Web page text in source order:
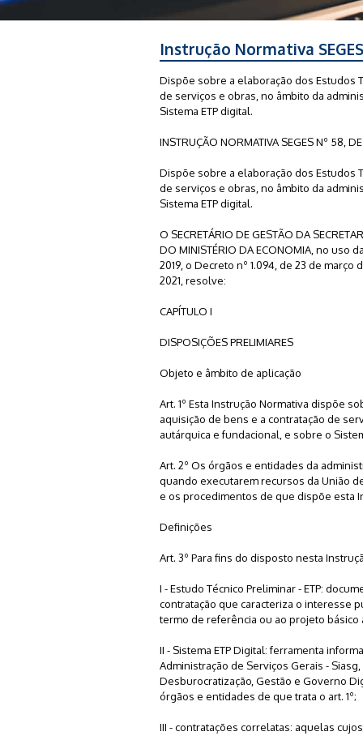
Instrução Normativa
Dispõe sobre a elaboração dos Estudos
de serviços e obras, no âmbito da
Sistema ETP digital.
INSTRUÇÃO NORMATIVA SEGES Nº 58,
Dispõe sobre a elaboração dos Estudos
de serviços e obras, no âmbito da
Sistema ETP digital.
O SECRETÁRIO DE GESTÃO DA
DO MINISTÉRIO DA ECONOMIA, no
2019, o Decreto nº 1.094, de 23 de março
2021, resolve:
CAPÍTULO I
DISPOSIÇÕES PRELIMIARES
Objeto e âmbito de aplicação
Art. 1º Esta Instrução Normativa dispõe
aquisição de bens e a contratação de
autárquica e fundacional, e sobre o
Art. 2º Os órgãos e entidades da
quando executarem recursos da União
e os procedimentos de que dispõe esta
Definições
Art. 3º Para fins do disposto nesta
I - Estudo Técnico Preliminar - ETP:
contratação que caracteriza o interesse
termo de referência ou ao projeto
II - Sistema ETP Digital: ferramenta
Administração de Serviços Gerais -
Desburocratização, Gestão e Governo
órgãos e entidades de que trata o art. 1º;
III - contratações correlatas: aquelas